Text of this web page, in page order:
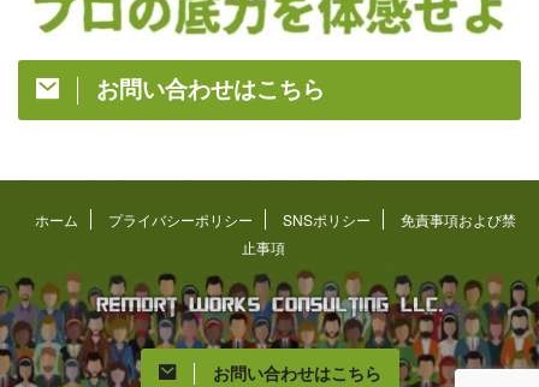
お問い合わせはこちら
ホーム プライバシーポリシー SNSポリシー
免責事項および禁
止事項
お問い合わせはこちら